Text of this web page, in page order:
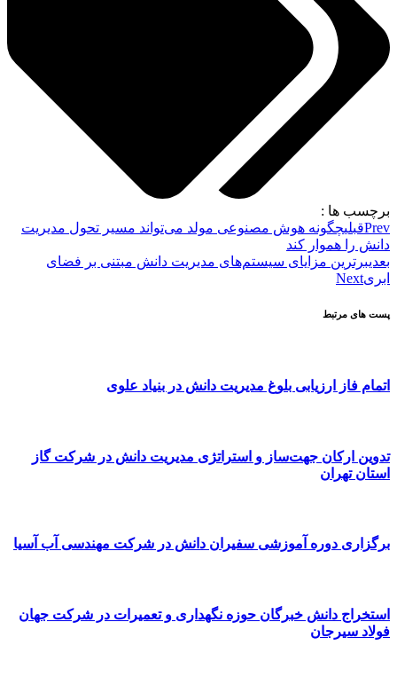
برچسب ها :
Prevقبلیچگونه هوش مصنوعی مولد می‌تواند مسیر تحول مدیریت
دانش را هموار کند
بعدیبرترین مزایای سیستم‌های مدیریت دانش مبتنی بر فضای
ابریNext
پست های مرتبط
اتمام فاز ارزیابی بلوغ مدیریت دانش در بنیاد علوی
تدوین ارکان جهت‌ساز و استراتژی مدیریت دانش در شرکت گاز
استان تهران
برگزاری دوره آموزشی سفیران دانش در شرکت مهندسی آب آسیا
استخراج دانش خبرگان حوزه نگهداری و تعمیرات در شرکت جهان
فولاد سیرجان